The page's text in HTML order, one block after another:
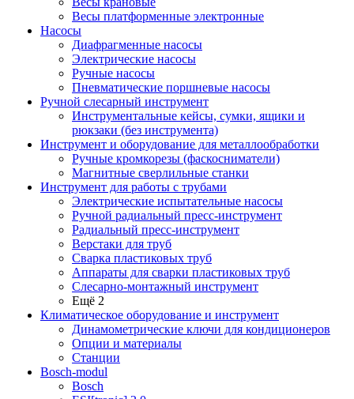
Весы платформенные электронные
Насосы
Диафрагменные насосы
Электрические насосы
Ручные насосы
Пневматические поршневые насосы
Ручной слесарный инструмент
Инструментальные кейсы, сумки, ящики и
рюкзаки (без инструмента)
Инструмент и оборудование для металлообработки
Ручные кромкорезы (фаскосниматели)
Магнитные сверлильные станки
Инструмент для работы с трубами
Электрические испытательные насосы
Ручной радиальный пресс-инструмент
Радиальный пресс-инструмент
Верстаки для труб
Сварка пластиковых труб
Аппараты для сварки пластиковых труб
Слесарно-монтажный инструмент
Ещё 2
Климатическое оборудование и инструмент
Динамометрические ключи для кондиционеров
Опции и материалы
Станции
Bosch-modul
Bosch